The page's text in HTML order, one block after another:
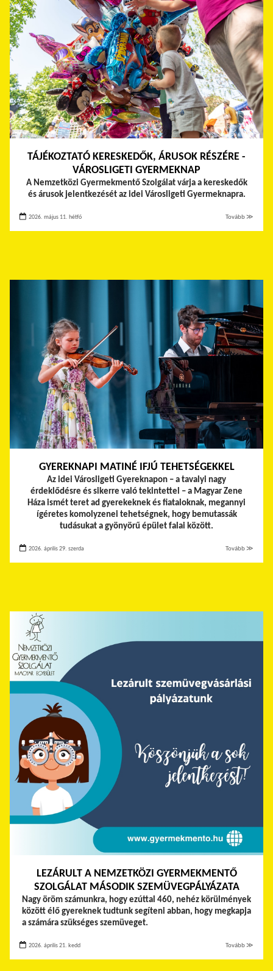
TÁJÉKOZTATÓ KERESKEDŐK, ÁRUSOK RÉSZÉRE -
VÁROSLIGETI GYERMEKNAP
A Nemzetközi Gyermekmentő Szolgálat várja a kereskedők
és árusok jelentkezését az idei Városligeti Gyermeknapra.
2026. május 11. hétfő Tovább ≫
GYEREKNAPI MATINÉ IFJÚ TEHETSÉGEKKEL
Az idei Városligeti Gyereknapon – a tavalyi nagy
érdeklődésre és sikerre való tekintettel – a Magyar Zene
Háza ismét teret ad gyerekeknek és fiataloknak, megannyi
ígéretes komolyzenei tehetségnek, hogy bemutassák
tudásukat a gyönyörű épület falai között.
2026. április 29. szerda Tovább ≫
LEZÁRULT A NEMZETKÖZI GYERMEKMENTŐ
SZOLGÁLAT MÁSODIK SZEMÜVEGPÁLYÁZATA
Nagy öröm számunkra, hogy ezúttal 460, nehéz körülmények
között élő gyereknek tudtunk segíteni abban, hogy megkapja
a számára szükséges szemüveget.
2026. április 21. kedd Tovább ≫